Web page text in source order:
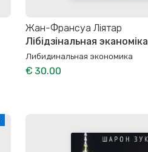
Жан-Франсуа Ліятар
Лібідзінальная эканоміка
Либидинальная экономика
€ 30.00